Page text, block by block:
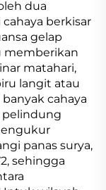
dua
berkisar
gelap
memberikan
matahari,
langit atau
cahaya
pelindung
panas surya,
sehingga